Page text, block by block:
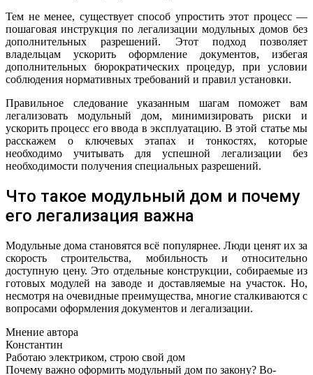
Тем не менее, существует способ упростить этот процесс —
пошаговая инструкция по легализации модульных домов без
дополнительных разрешений. Этот подход позволяет
владельцам ускорить оформление документов, избегая
дополнительных бюрократических процедур, при условии
соблюдения нормативных требований и правил установки.
Правильное следование указанным шагам поможет вам
легализовать модульный дом, минимизировать риски и
ускорить процесс его ввода в эксплуатацию. В этой статье мы
расскажем о ключевых этапах и тонкостях, которые
необходимо учитывать для успешной легализации без
необходимости получения специальных разрешений.
Что такое модульный дом и почему
его легализация важна
Модульные дома становятся всё популярнее. Люди ценят их за
скорость строительства, мобильность и относительно
доступную цену. Это отдельные конструкции, собираемые из
готовых модулей на заводе и доставляемые на участок. Но,
несмотря на очевидные преимущества, многие сталкиваются с
вопросами оформления документов и легализации.
Мнение автора
Константин
Работаю электриком, строю свой дом
Почему важно оформить модульный дом по закону? Во-